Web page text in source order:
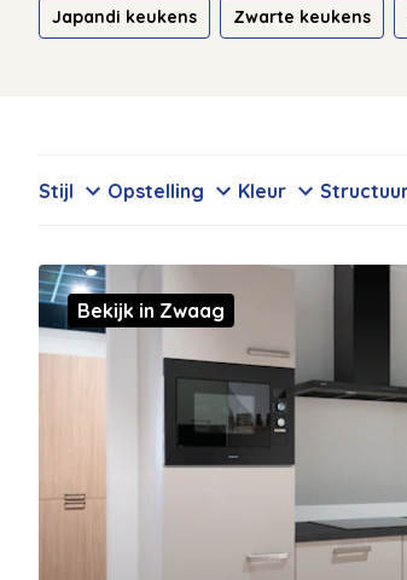
Japandi keukens Zwarte keukens
Stijl Opstelling Kleur
Bekijk in Zwaag